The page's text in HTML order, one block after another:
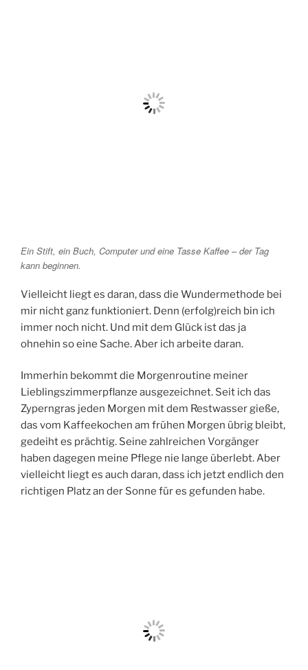
Ein Stift, ein Buch, Computer und eine Tasse Kaffee – der Tag
kann beginnen.
Vielleicht liegt es daran, dass die Wundermethode bei
mir nicht ganz funktioniert. Denn (erfolg)reich bin ich
immer noch nicht. Und mit dem Glück ist das ja
ohnehin so eine Sache. Aber ich arbeite daran.
Immerhin bekommt die Morgenroutine meiner
Lieblingszimmerpflanze ausgezeichnet. Seit ich das
Zyperngras jeden Morgen mit dem Restwasser gieße,
das vom Kaffeekochen am frühen Morgen übrig bleibt,
gedeiht es prächtig. Seine zahlreichen Vorgänger
haben dagegen meine Pflege nie lange überlebt. Aber
vielleicht liegt es auch daran, dass ich jetzt endlich den
richtigen Platz an der Sonne für es gefunden habe.